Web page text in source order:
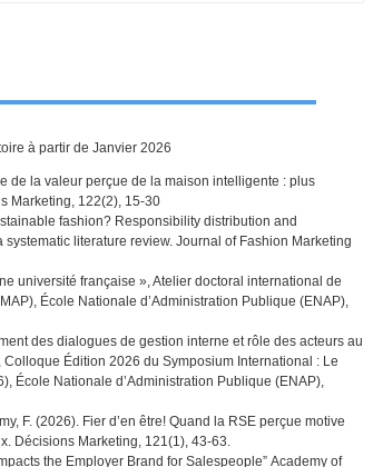
à partir de Janvier 2026
de la valeur perçue de la maison intelligente : plus
Marketing, 122(2), 15-30
fashion? Responsibility distribution and
literature review. Journal of Fashion Marketing
université française », Atelier doctoral international de
École Nationale d’Administration Publique (ENAP),
des dialogues de gestion interne et rôle des acteurs au
Édition 2026 du Symposium International : Le
École Nationale d’Administration Publique (ENAP),
F. (2026). Fier d’en être! Quand la RSE perçue motive
Décisions Marketing, 121(1), 43-63.
the Employer Brand for Salespeople” Academy of